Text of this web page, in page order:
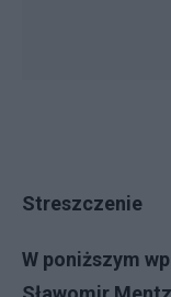
Streszczenie
W poniższym